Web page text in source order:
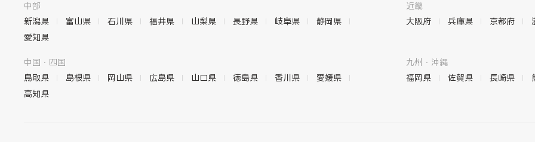
中部
新潟県
富山県 石川県 福井県 山梨県 長野県 岐阜県
静岡県
愛知県
近畿
大阪府
兵庫県 京都府
中国・四国
鳥取県
島根県 岡山県 広島県 山口県 徳島県 香川県
愛媛県
高知県
九州・沖縄
福岡県
佐賀県 長崎県